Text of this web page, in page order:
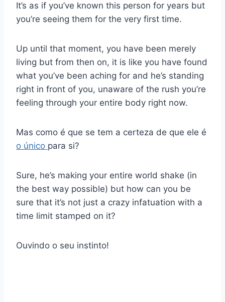
It’s as if you’ve known this person for years but
you’re seeing them for the very first time.
Up until that moment, you have been merely
living but from then on, it is like you have found
what you’ve been aching for and he’s standing
right in front of you, unaware of the rush you’re
feeling through your entire body right now.
Mas como é que se tem a certeza de que ele é
o único para si?
Sure, he’s making your entire world shake (in
the best way possible) but how can you be
sure that it’s not just a crazy infatuation with a
time limit stamped on it?
Ouvindo o seu instinto!